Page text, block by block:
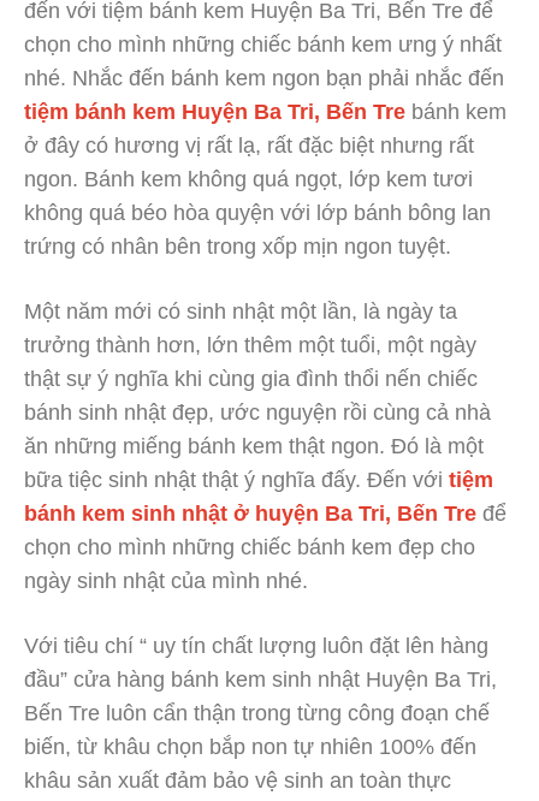
đến với tiệm bánh kem Huyện Ba Tri, Bến Tre để
chọn cho mình những chiếc bánh kem ưng ý nhất
nhé. Nhắc đến bánh kem ngon bạn phải nhắc đến
tiệm bánh kem Huyện Ba Tri, Bến Tre bánh kem
ở đây có hương vị rất lạ, rất đặc biệt nhưng rất
ngon. Bánh kem không quá ngọt, lớp kem tươi
không quá béo hòa quyện với lớp bánh bông lan
trứng có nhân bên trong xốp mịn ngon tuyệt.
Một năm mới có sinh nhật một lần, là ngày ta
trưởng thành hơn, lớn thêm một tuổi, một ngày
thật sự ý nghĩa khi cùng gia đình thổi nến chiếc
bánh sinh nhật đẹp, ước nguyện rồi cùng cả nhà
ăn những miếng bánh kem thật ngon. Đó là một
bữa tiệc sinh nhật thật ý nghĩa đấy. Đến với tiệm
bánh kem sinh nhật ở huyện Ba Tri, Bến Tre để
chọn cho mình những chiếc bánh kem đẹp cho
ngày sinh nhật của mình nhé.
Với tiêu chí “ uy tín chất lượng luôn đặt lên hàng
đầu” cửa hàng bánh kem sinh nhật Huyện Ba Tri,
Bến Tre luôn cẩn thận trong từng công đoạn chế
biến, từ khâu chọn bắp non tự nhiên 100% đến
khâu sản xuất đảm bảo vệ sinh an toàn thực